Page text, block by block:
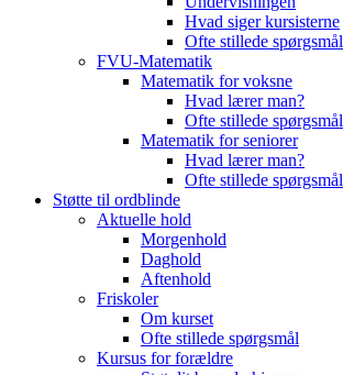
Hvad siger kursisterne
Ofte stillede spørgsmål
FVU-Matematik
Matematik for voksne
Hvad lærer man?
Ofte stillede spørgsmål
Matematik for seniorer
Hvad lærer man?
Ofte stillede spørgsmål
Støtte til ordblinde
Aktuelle hold
Morgenhold
Daghold
Aftenhold
Friskoler
Om kurset
Ofte stillede spørgsmål
Kursus for forældre